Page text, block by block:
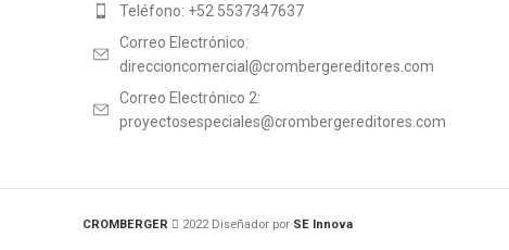
Teléfono: +52 5537347637
Correo Electrónico:
direccioncomercial@crombergereditores.com
Correo Electrónico 2:
proyectosespeciales@crombergereditores.com
CROMBERGER 2022 Diseñador por SE Innova